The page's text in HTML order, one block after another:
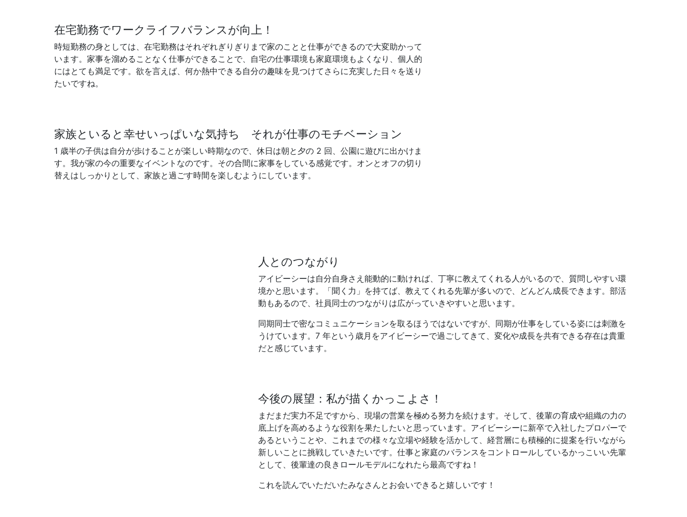
在宅勤務でワークライフバランスが向上！
時短勤務の身としては、在宅勤務はそれぞれぎりぎりまで家のことと仕事ができるので大変助かって
います。家事を溜めることなく仕事ができることで、自宅の仕事環境も家庭環境もよくなり、個人的
にはとても満足です。欲を言えば、何か熱中できる自分の趣味を見つけてさらに充実した日々を送り
たいですね。
家族といると幸せいっぱいな気持ち それが仕事のモチベーション
1 歳半の子供は自分が歩けることが楽しい時期なので、休日は朝と夕の 2 回、公園に遊びに出かけま
す。我が家の今の重要なイベントなのです。その合間に家事をしている感覚です。オンとオフの切り
替えはしっかりとして、家族と過ごす時間を楽しむようにしています。
人とのつながり
アイビーシーは自分自身さえ能動的に動ければ、丁寧に教えてくれる人がいるので、質問しやすい環
境かと思います。「聞く力」を持てば、教えてくれる先輩が多いので、どんどん成長できます。部活
動もあるので、社員同士のつながりは広がっていきやすいと思います。
同期同士で密なコミュニケーションを取るほうではないですが、同期が仕事をしている姿には刺激を
うけています。7 年という歳月をアイビーシーで過ごしてきて、変化や成長を共有できる存在は貴重
だと感じています。
今後の展望：私が描くかっこよさ！
まだまだ実力不足ですから、現場の営業を極める努力を続けます。そして、後輩の育成や組織の力の
底上げを高めるような役割を果たしたいと思っています。アイビーシーに新卒で入社したプロパーで
あるということや、これまでの様々な立場や経験を活かして、経営層にも積極的に提案を行いながら
新しいことに挑戦していきたいです。仕事と家庭のバランスをコントロールしているかっこいい先輩
として、後輩達の良きロールモデルになれたら最高ですね！
これを読んでいただいたみなさんとお会いできると嬉しいです！